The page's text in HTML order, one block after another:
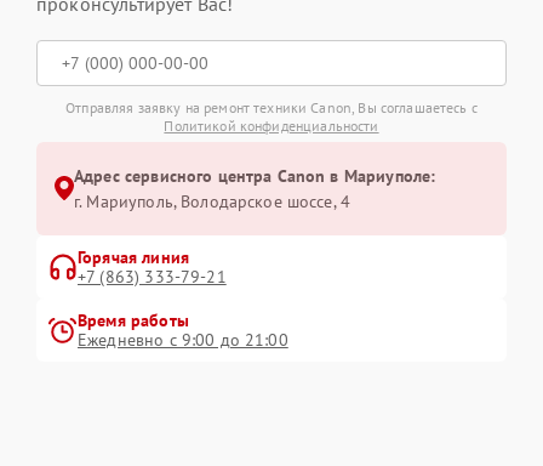
Отправляя заявку на ремонт техники Canon, Вы соглашаетесь с
Политикой конфиденциальности
Адрес сервисного центра Canon в Мариуполе:
г. Мариуполь, Володарское шоссе, 4
Горячая линия
+7 (863) 333-79-21
Время работы
Ежедневно с 9:00 до 21:00